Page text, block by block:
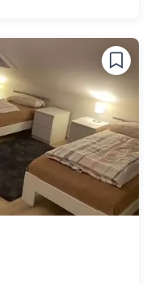
1 wechseln
2 wechseln
3 wechseln
4 wechseln
5 wechseln
6 wechseln